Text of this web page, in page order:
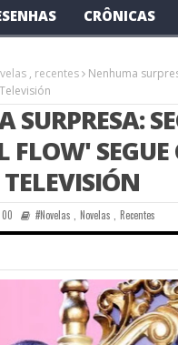
CRÔNICAS
, recentes
Nenhuma
SURPRESA:
FLOW'
#Novelas ,Novelas Recentes